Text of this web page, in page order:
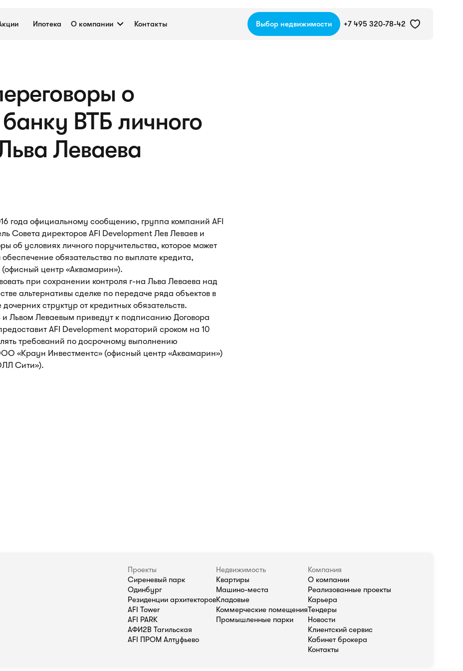
Ипотека О компании Контакты Выбор недвижимости +7 495 320-78-42
о
ВТБ личного
Леваева
года официальному сообщению, группа компаний AFI
Совета директоров AFI Development Лев Леваев и
об условиях личного поручительства, которое может
обязательства по выплате кредита,
центр «Аквамарин»).
при сохранении контроля г-на Льва Леваева над
альтернативы сделке по передаче ряда объектов в
структур от кредитных обязательств.
Львом Леваевым приведут к подписанию Договора
AFI Development мораторий сроком на 10
требований по досрочному выполнению
«Краун Инвестментс» (офисный центр «Аквамарин»)
Сити»).
Проекты
Сиреневый парк
Одинбург
Резиденции архитекторов
AFI Tower
AFI PARK
АФИ2В Тагильская
AFI ПРОМ Алтуфьево
Недвижимость
Квартиры
Машино-места
Кладовые
Коммерческие помещения
Промышленные парки
Компания
О компании
Реализованные проекты
Карьера
Тендеры
Новости
Клиентский сервис
Кабинет брокера
Контакты